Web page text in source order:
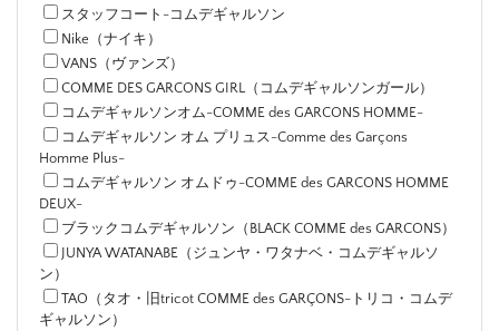
スタッフコート-コムデギャルソン
Nike（ナイキ）
VANS（ヴァンズ）
COMME DES GARCONS GIRL（コムデギャルソンガール）
コムデギャルソンオム-COMME des GARCONS HOMME-
コムデギャルソン オム プリュス-Comme des Garçons
Homme Plus-
コムデギャルソン オムドゥ-COMME des GARCONS HOMME
DEUX-
ブラックコムデギャルソン（BLACK COMME des GARCONS）
JUNYA WATANABE（ジュンヤ・ワタナベ・コムデギャルソ
ン）
TAO（タオ・旧tricot COMME des GARÇONS-トリコ・コムデ
ギャルソン）